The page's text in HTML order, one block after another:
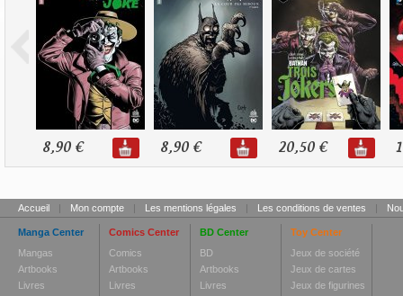
8,90 € 8,90 € 20,50 €
Accueil | Mon compte | Les mentions légales | Les conditions de ventes |
Manga Center
Mangas
Artbooks
Livres
Comics Center
Comics
Artbooks
Livres
BD Center
BD
Artbooks
Livres
Toy Center
Jeux de société
Jeux de cartes
Jeux de figurines